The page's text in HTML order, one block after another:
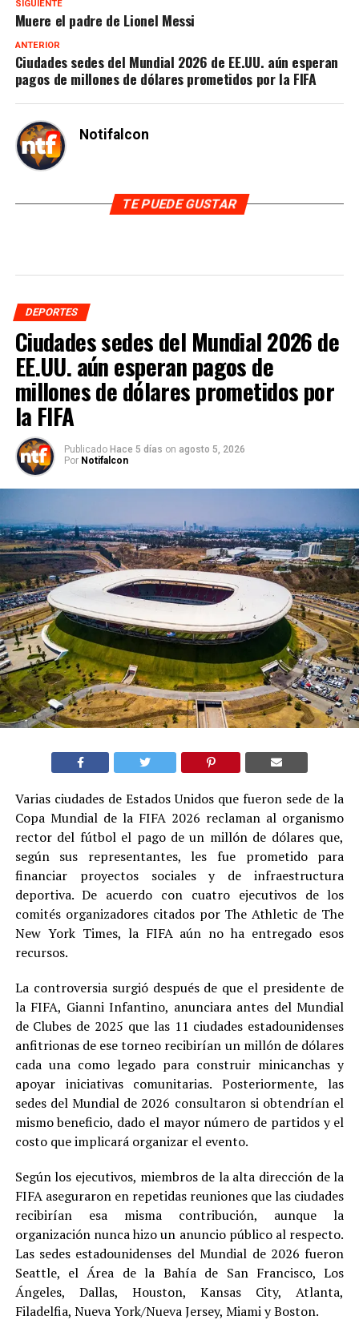
SIGUIENTE
Muere el padre de Lionel Messi
ANTERIOR
Ciudades sedes del Mundial 2026 de EE.UU. aún esperan
pagos de millones de dólares prometidos por la FIFA
Notifalcon
TE PUEDE GUSTAR
DEPORTES
Ciudades sedes del Mundial 2026 de
EE.UU. aún esperan pagos de
millones de dólares prometidos por
la FIFA
Publicado Hace 5 días on agosto 5, 2026
Por Notifalcon
Varias ciudades de Estados Unidos que fueron sede de la
Copa Mundial de la FIFA 2026 reclaman al organismo
rector del fútbol el pago de un millón de dólares que,
según sus representantes, les fue prometido para
financiar proyectos sociales y de infraestructura
deportiva. De acuerdo con cuatro ejecutivos de los
comités organizadores citados por The Athletic de The
New York Times, la FIFA aún no ha entregado esos
recursos.
La controversia surgió después de que el presidente de
la FIFA, Gianni Infantino, anunciara antes del Mundial
de Clubes de 2025 que las 11 ciudades estadounidenses
anfitrionas de ese torneo recibirían un millón de dólares
cada una como legado para construir minicanchas y
apoyar iniciativas comunitarias. Posteriormente, las
sedes del Mundial de 2026 consultaron si obtendrían el
mismo beneficio, dado el mayor número de partidos y el
costo que implicará organizar el evento.
Según los ejecutivos, miembros de la alta dirección de la
FIFA aseguraron en repetidas reuniones que las ciudades
recibirían esa misma contribución, aunque la
organización nunca hizo un anuncio público al respecto.
Las sedes estadounidenses del Mundial de 2026 fueron
Seattle, el Área de la Bahía de San Francisco, Los
Ángeles, Dallas, Houston, Kansas City, Atlanta,
Filadelfia, Nueva York/Nueva Jersey, Miami y Boston.